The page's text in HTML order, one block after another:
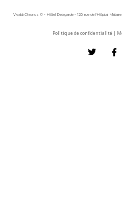
Vivaldi Chronos © - Hôtel Delagarde - 120, rue de l'Hôpital
Politique de confidentialité |